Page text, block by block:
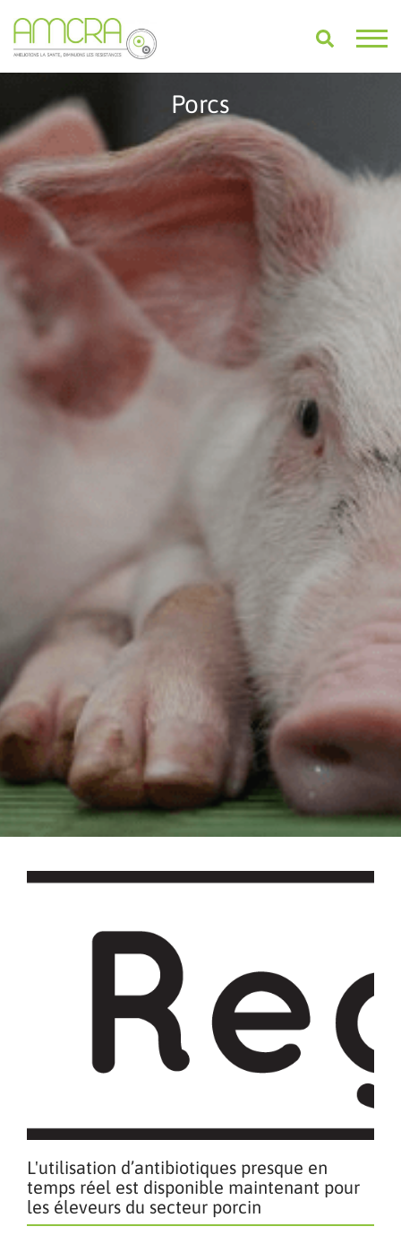
Porcs
L'utilisation d’antibiotiques presque en
temps réel est disponible maintenant pour
les éleveurs du secteur porcin